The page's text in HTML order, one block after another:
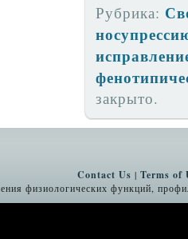
Рубрика:
закрыто.
Contact Us | Terms of
физиологических функций,